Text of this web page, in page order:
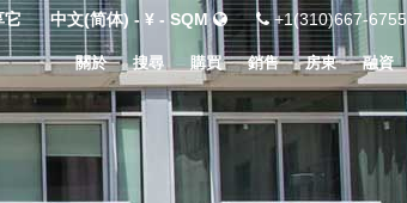
它 中文(简体) - ¥ - SQM +1(310)667-6755
關於 搜尋 購買 銷售 房東 融資